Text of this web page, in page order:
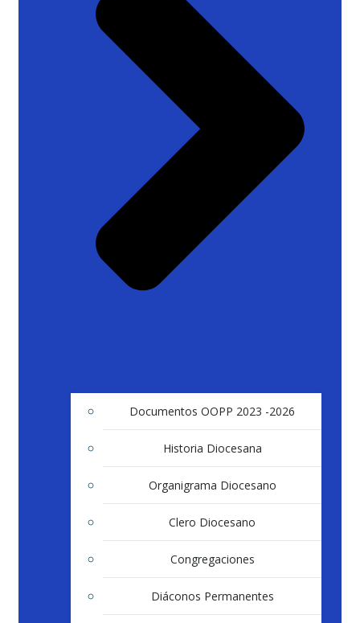
Documentos OOPP 2023 -2026
Historia Diocesana
Organigrama Diocesano
Clero Diocesano
Congregaciones
Diáconos Permanentes